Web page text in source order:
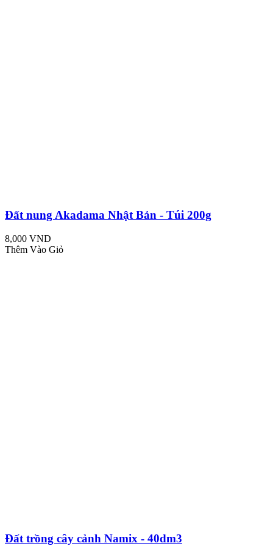
Đất nung Akadama Nhật Bản - Túi 200g
8,000 VND
Thêm Vào Giỏ
Đất trồng cây cảnh Namix - 40dm3